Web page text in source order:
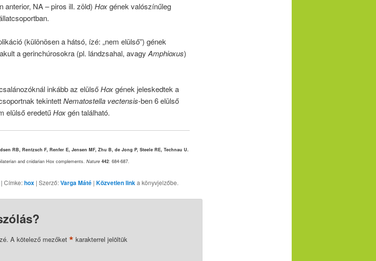
anterior, NA – piros ill. zöld) Hoxgének valószínűleg
(különösen a hátsó, ízé: „nem elülső”) gének
a gerinchúrosokra (pl. lándzsahal, avagy Amphioxus)
inkább az elülsőHoxgének jeleskedtek a
tekintettNematostella vectensis-ben 6 elülső
elülső eredetűHoxgén található.
RB, Rentzsch F, Renfer E, Jensen MF, Zhu B, de Jong P, Steele RE, Technau U.
and cnidarian Hox complements. Nature 442: 684-687.
Címke:hox| Szerző:Varga Máté| Közvetlen linka könyvjelzőbe.
A kötelező mezőket * karakterrel jelöltük